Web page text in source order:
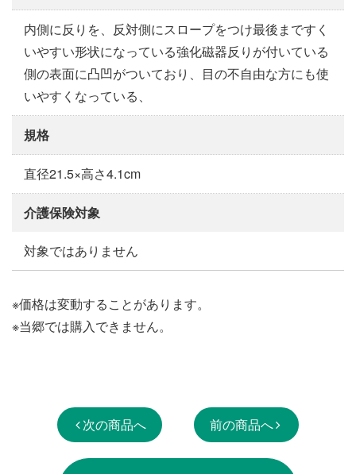
内側に反りを、反対側にスロープをつけ最後まですく
いやすい形状になっている強化磁器反りが付いている
側の表面に凸凹がついており、目の不自由な方にも使
いやすくなっている、
規格
直径21.5×高さ4.1cm
介護保険対象
対象ではありません
※価格は変動することがあります。
※当郷では購入できません。
次の商品へ 前の商品へ